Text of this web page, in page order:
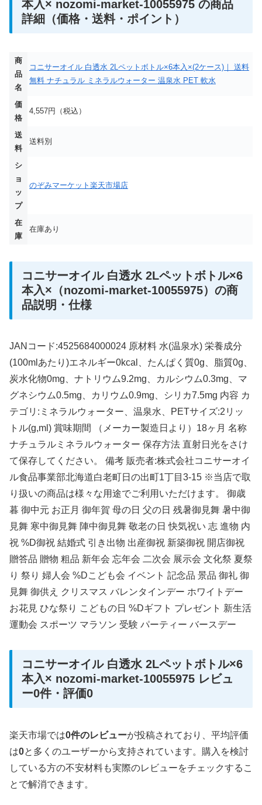
本入× nozomi-market-10055975 の商品
詳細（価格・送料・ポイント）
商
品
名
コニサーオイル 白透水 2Lペットボトル×6本入×(2ケース)｜ 送料
無料 ナチュラル ミネラルウォーター 温泉水 PET 軟水
価
格
4,557円（税込）
送
料
送料別
シ
ョ
ッ
プ
のぞみマーケット楽天市場店
在
庫
在庫あり
コニサーオイル 白透水 2Lペットボトル×6
本入×（nozomi-market-10055975）の商
品説明・仕様
JANコード:4525684000024 原材料 水(温泉水) 栄養成分
(100mlあたり)エネルギー0kcal、たんぱく質0g、脂質0g、
炭水化物0mg、ナトリウム9.2mg、カルシウム0.3mg、マ
グネシウム0.5mg、カリウム0.9mg、シリカ7.5mg 内容 カ
テゴリ:ミネラルウォーター、温泉水、PETサイズ:2リッ
トル(g,ml) 賞味期間 （メーカー製造日より）18ヶ月 名称
ナチュラルミネラルウォーター 保存方法 直射日光をさけ
て保存してください。 備考 販売者:株式会社コニサーオイ
ル食品事業部北海道白老町日の出町1丁目3-15 ※当店で取
り扱いの商品は様々な用途でご利用いただけます。 御歳
暮 御中元 お正月 御年賀 母の日 父の日 残暑御見舞 暑中御
見舞 寒中御見舞 陣中御見舞 敬老の日 快気祝い 志 進物 内
祝 %D御祝 結婚式 引き出物 出産御祝 新築御祝 開店御祝
贈答品 贈物 粗品 新年会 忘年会 二次会 展示会 文化祭 夏祭
り 祭り 婦人会 %Dこども会 イベント 記念品 景品 御礼 御
見舞 御供え クリスマス バレンタインデー ホワイトデー
お花見 ひな祭り こどもの日 %Dギフト プレゼント 新生活
運動会 スポーツ マラソン 受験 パーティー バースデー
コニサーオイル 白透水 2Lペットボトル×6
本入× nozomi-market-10055975 レビュ
ー0件・評価0
楽天市場では0件のレビューが投稿されており、平均評価
は0と多くのユーザーから支持されています。購入を検討
している方の不安材料も実際のレビューをチェックするこ
とで解消できます。